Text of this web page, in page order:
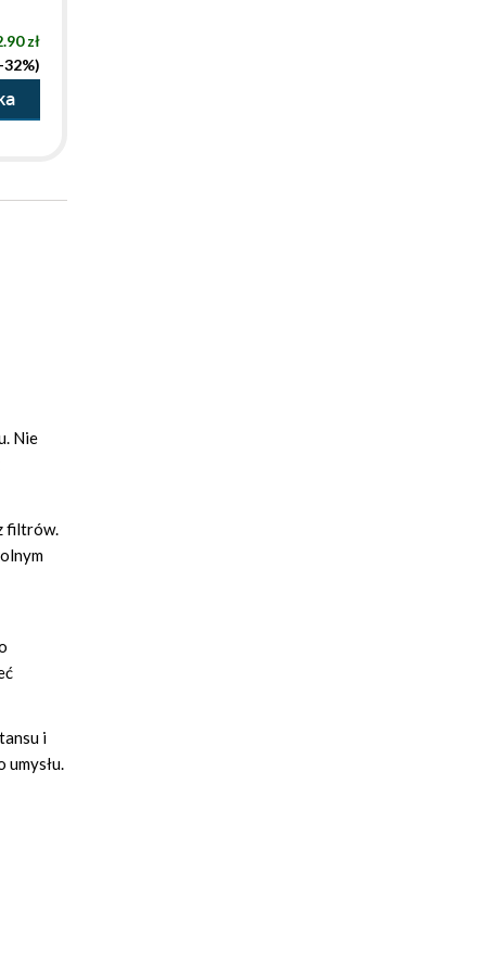
zł
32%)
Nie
filtrów.
i